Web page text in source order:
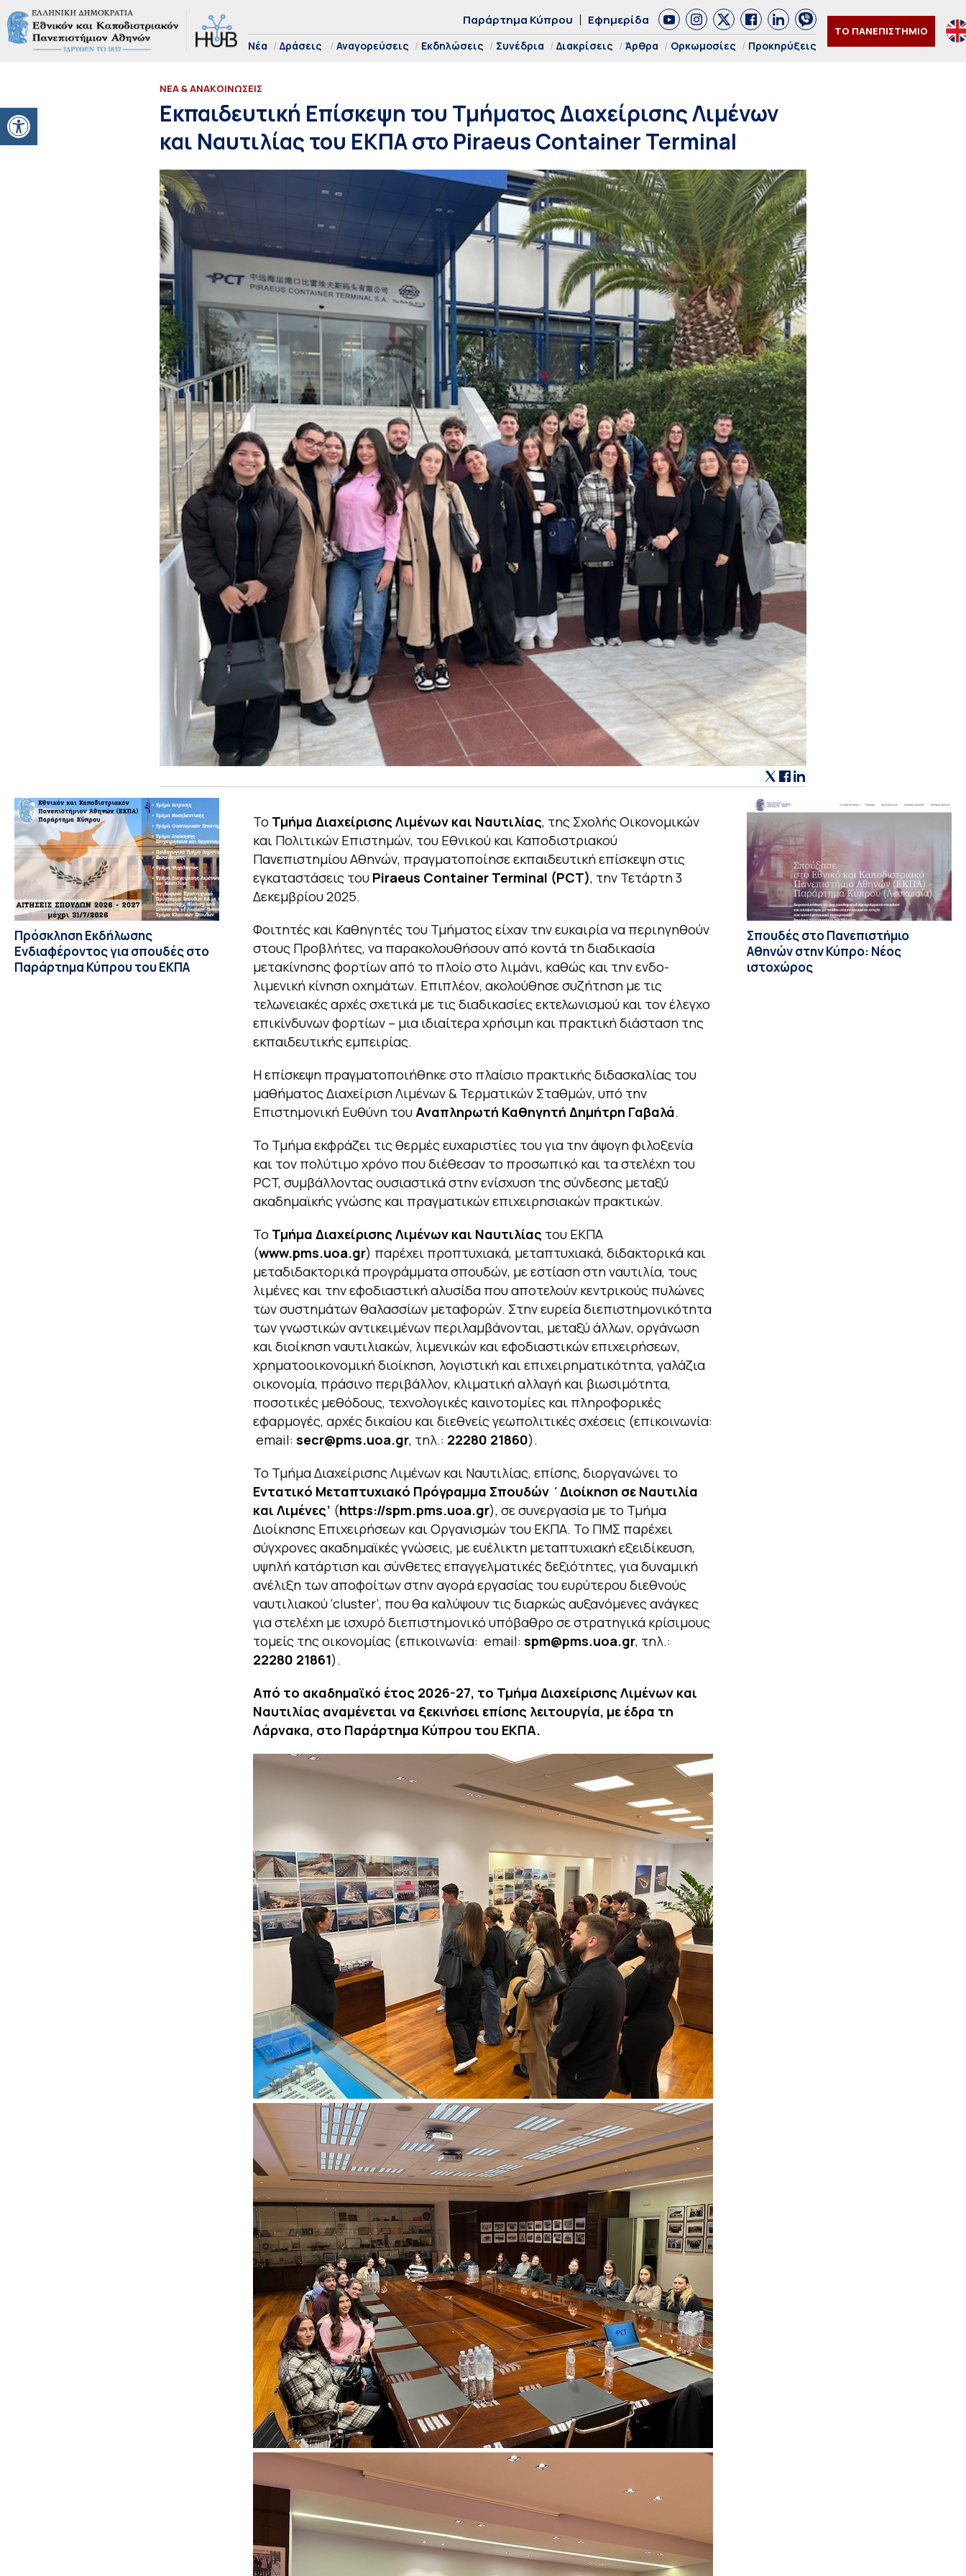
Ανοίξτε τη γραμμή εργαλείων
Παράρτημα Κύπρου Εφημερίδα
Νέα Δράσεις Αναγορεύσεις Εκδηλώσεις Συνέδρια Διακρίσεις Άρθρα Ορκωμοσίες Προκηρύξεις
ΤΟ ΠΑΝΕΠΙΣΤΗΜΙΟ
ΝΕΑ & ΑΝΑΚΟΙΝΩΣΕΙΣ
Εκπαιδευτική Επίσκεψη του Τμήματος Διαχείρισης Λιμένων
και Ναυτιλίας του ΕΚΠΑ στο Piraeus Container Terminal
Πρόσκληση Εκδήλωσης
Ενδιαφέροντος για σπουδές στο
Παράρτημα Κύπρου του ΕΚΠΑ
Το Τμήμα Διαχείρισης Λιμένων και Ναυτιλίας, της Σχολής Οικονομικών
και Πολιτικών Επιστημών, του Εθνικού και Καποδιστριακού
Πανεπιστημίου Αθηνών, πραγματοποίησε εκπαιδευτική επίσκεψη στις
εγκαταστάσεις του Piraeus Container Terminal (PCT), την Τετάρτη 3
Δεκεμβρίου 2025.
Φοιτητές και Καθηγητές του Τμήματος είχαν την ευκαιρία να περιηγηθούν
στους Προβλήτες, να παρακολουθήσουν από κοντά τη διαδικασία
μετακίνησης φορτίων από το πλοίο στο λιμάνι, καθώς και την ενδο-
λιμενική κίνηση οχημάτων. Επιπλέον, ακολούθησε συζήτηση με τις
τελωνειακές αρχές σχετικά με τις διαδικασίες εκτελωνισμού και τον έλεγχο
επικίνδυνων φορτίων – μια ιδιαίτερα χρήσιμη και πρακτική διάσταση της
εκπαιδευτικής εμπειρίας.
Η επίσκεψη πραγματοποιήθηκε στο πλαίσιο πρακτικής διδασκαλίας του
μαθήματος Διαχείριση Λιμένων & Τερματικών Σταθμών, υπό την
Επιστημονική Ευθύνη του Αναπληρωτή Καθηγητή Δημήτρη Γαβαλά.
Το Τμήμα εκφράζει τις θερμές ευχαριστίες του για την άψογη φιλοξενία
και τον πολύτιμο χρόνο που διέθεσαν το προσωπικό και τα στελέχη του
PCT, συμβάλλοντας ουσιαστικά στην ενίσχυση της σύνδεσης μεταξύ
ακαδημαϊκής γνώσης και πραγματικών επιχειρησιακών πρακτικών.
Το Τμήμα Διαχείρισης Λιμένων και Ναυτιλίας του ΕΚΠΑ
(www.pms.uoa.gr) παρέχει προπτυχιακά, μεταπτυχιακά, διδακτορικά και
μεταδιδακτορικά προγράμματα σπουδών, με εστίαση στη ναυτιλία, τους
λιμένες και την εφοδιαστική αλυσίδα που αποτελούν κεντρικούς πυλώνες
των συστημάτων θαλασσίων μεταφορών. Στην ευρεία διεπιστημονικότητα
των γνωστικών αντικειμένων περιλαμβάνονται, μεταξύ άλλων, οργάνωση
και διοίκηση ναυτιλιακών, λιμενικών και εφοδιαστικών επιχειρήσεων,
χρηματοοικονομική διοίκηση, λογιστική και επιχειρηματικότητα, γαλάζια
οικονομία, πράσινο περιβάλλον, κλιματική αλλαγή και βιωσιμότητα,
ποσοτικές μεθόδους, τεχνολογικές καινοτομίες και πληροφορικές
εφαρμογές, αρχές δικαίου και διεθνείς γεωπολιτικές σχέσεις (επικοινωνία:
email: secr@pms.uoa.gr, τηλ.: 22280 21860).
Το Τμήμα Διαχείρισης Λιμένων και Ναυτιλίας, επίσης, διοργανώνει το
Εντατικό Μεταπτυχιακό Πρόγραμμα Σπουδών ΄Διοίκηση σε Ναυτιλία
και Λιμένες’ (https://spm.pms.uoa.gr), σε συνεργασία με το Τμήμα
Διοίκησης Επιχειρήσεων και Οργανισμών του ΕΚΠΑ. Το ΠΜΣ παρέχει
σύγχρονες ακαδημαϊκές γνώσεις, με ευέλικτη μεταπτυχιακή εξειδίκευση,
υψηλή κατάρτιση και σύνθετες επαγγελματικές δεξιότητες, για δυναμική
ανέλιξη των αποφοίτων στην αγορά εργασίας του ευρύτερου διεθνούς
ναυτιλιακού ‘cluster’, που θα καλύψουν τις διαρκώς αυξανόμενες ανάγκες
για στελέχη με ισχυρό διεπιστημονικό υπόβαθρο σε στρατηγικά κρίσιμους
τομείς της οικονομίας (επικοινωνία: email: spm@pms.uoa.gr, τηλ.:
22280 21861).
Από το ακαδημαϊκό έτος 2026-27, το Τμήμα Διαχείρισης Λιμένων και
Ναυτιλίας αναμένεται να ξεκινήσει επίσης λειτουργία, με έδρα τη
Λάρνακα, στο Παράρτημα Κύπρου του ΕΚΠΑ.
Σπουδές στο Πανεπιστήμιο
Αθηνών στην Κύπρο: Νέος
ιστοχώρος